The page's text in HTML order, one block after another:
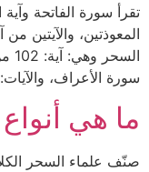
تقرأ سورة الفاتحة
المعوذتين، والآيتين
سورة الأعراف،
ما هي
صنّف علماء السحر